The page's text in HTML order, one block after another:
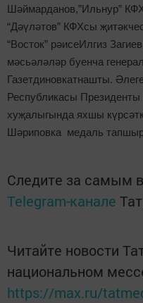
Шәймарданов,”Ильнур”
“Дәүләтов” КФХсы
“Восток” рәисеИлгиз
мәсьәләләр буенча
Газетдиновкатнашты.
Республикасы
хуҗалыгында яхшы
Шәриповка медаль
Следите за самым
Telegram-канале
Читайте новости
национальном
https://max.ru/